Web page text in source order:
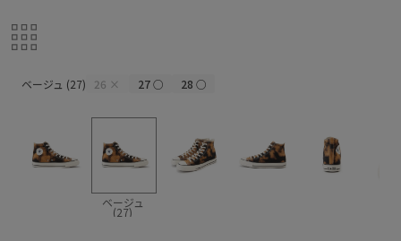
ベージュ (27) 26 × 27○ 28 ○
ベージュ
(27)